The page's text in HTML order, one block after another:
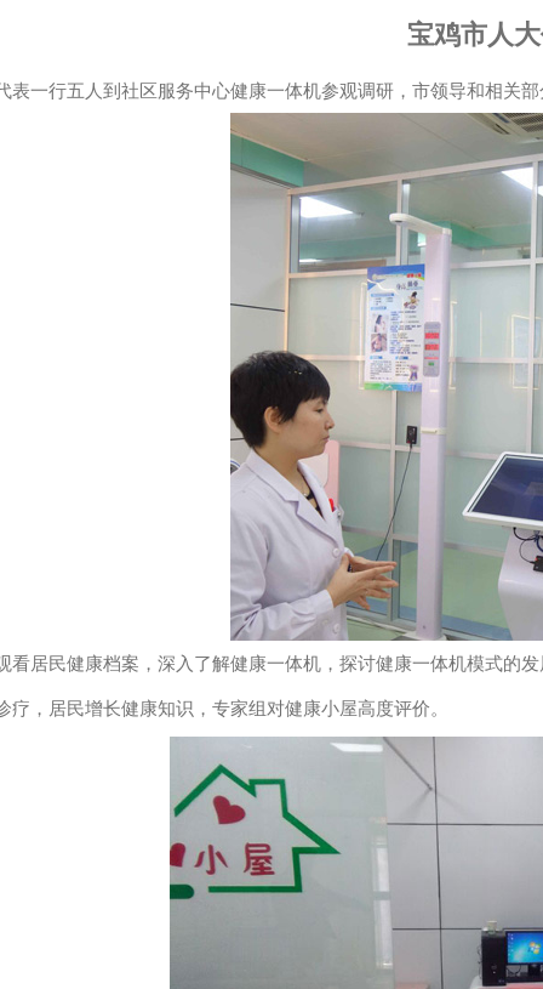
宝鸡市人
行五人到社区服务中心健康一体机参观调研，市领导和相关部
民健康档案，深入了解健康一体机，探讨健康一体机模式的发
疗，居民增长健康知识，专家组对健康小屋高度评价。